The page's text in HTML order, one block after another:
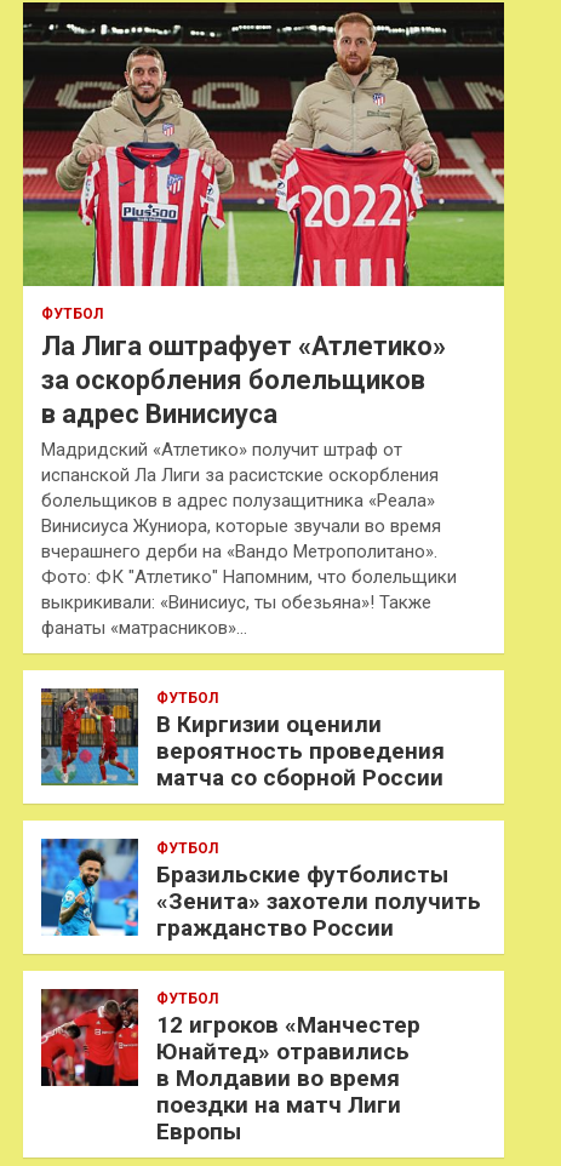
к
ФУТБОЛ
Ла Лига оштрафует «Атлетико»
за оскорбления болельщиков
в адрес Винисиуса
Мадридский «Атлетико» получит штраф от
испанской Ла Лиги за расистские оскорбления
болельщиков в адрес полузащитника «Реала»
Винисиуса Жуниора, которые звучали во время
вчерашнего дерби на «Вандо Метрополитано».
Фото: ФК "Атлетико" Напомним, что болельщики
выкрикивали: «Винисиус, ты обезьяна»! Также
фанаты «матрасников»…
ФУТБОЛ
В Киргизии оценили
вероятность проведения
матча со сборной России
ФУТБОЛ
Бразильские футболисты
«Зенита» захотели получить
гражданство России
ФУТБОЛ
12 игроков «Манчестер
Юнайтед» отравились
в Молдавии во время
поездки на матч Лиги
Европы